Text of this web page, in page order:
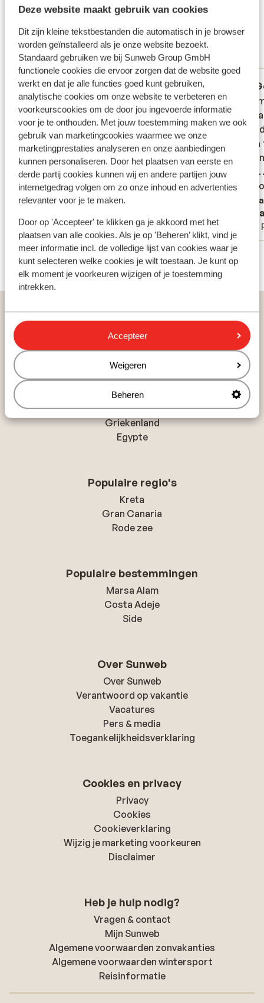
Deze website maakt gebruik van cookies
Dit zijn kleine tekstbestanden die automatisch in je browser
worden geïnstalleerd als je onze website bezoekt.
Standaard gebruiken we bij Sunweb Group GmbH
functionele cookies die ervoor zorgen dat de website goed
werkt en dat je alle functies goed kunt gebruiken,
analytische cookies om onze website te verbeteren en
voorkeurscookies om de door jou ingevoerde informatie
voor je te onthouden. Met jouw toestemming maken we ook
gebruik van marketingcookies waarmee we onze
marketingprestaties analyseren en onze aanbiedingen
kunnen personaliseren. Door het plaatsen van eerste en
derde partij cookies kunnen wij en andere partijen jouw
internetgedrag volgen om zo onze inhoud en advertenties
relevanter voor je te maken.
Door op 'Accepteer' te klikken ga je akkoord met het
plaatsen van alle cookies. Als je op 'Beheren’ klikt, vind je
meer informatie incl. de volledige lijst van cookies waar je
kunt selecteren welke cookies je wilt toestaan. Je kunt op
elk moment je voorkeuren wijzigen of je toestemming
intrekken.
Accepteer
Weigeren
Beheren
complex. Als je genoeg hebt van het zonnen, kun je even
haven van Skiathos-Stad. Of ga hier winkelen in de de
Papadiamantis straat, waar je kleuurijke souveniers
kunt scoren. De Griekse sfeer, het adembenemende
groene landschap vol pijnbomen en de overheerlijke
keuken maken Skiathos de perfecte
vakantiebestemming voor jong en oud.
Meer over beoordelingen
8.9 Fantastisch
46 ervaringen
Meest geboekt door met partner
9.0 Fantastisch
vorige week
Enkel lägenhet men som har allt du behöver
med ett fantastiskt mysigt poolområde
och bar ,trevlig och hjälpsam personal
Enkel lägenhet men som har allt du behöver
med ett fantastiskt mysigt poolområde
och bar ,trevlig och hjälpsam personal
Vertalen naar het Nederlands (BE)
Met partner
så var
inte
dag,
så var
inte
dag,
Bekijk alle 46 ervaringen
Megali Ammos
Populaire landen
Spanje
Griekenland
Egypte
Populaire regio's
Kreta
Gran Canaria
Rode zee
Populaire bestemmingen
Marsa Alam
Costa Adeje
Side
Over Sunweb
Over Sunweb
Verantwoord op vakantie
Vacatures
Pers & media
Toegankelijkheidsverklaring
Cookies en privacy
Privacy
Cookies
Cookieverklaring
Wijzig je marketing voorkeuren
Disclaimer
Heb je hulp nodig?
Vragen & contact
Mijn Sunweb
Algemene voorwaarden zonvakanties
Algemene voorwaarden wintersport
Reisinformatie